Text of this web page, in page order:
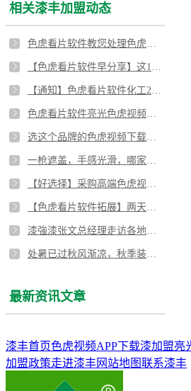
相关漆丰加盟动态
最新资讯文章
漆丰首页色虎视频APP下载漆加盟亮
加盟政策走进漆丰网站地图联系漆丰